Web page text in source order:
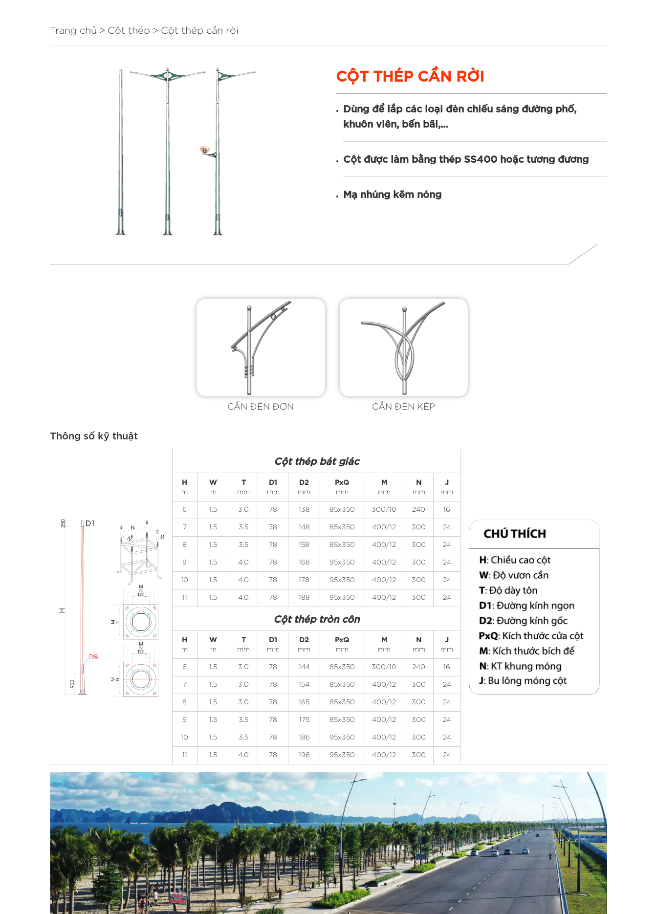
Trang chủ Cột thép Cột thép cần rời
CỘT THÉP CẦN RỜI
Dùng để lắp các loại đèn chiếu sáng đường phố,
khuôn viên, bến bãi,...
Cột được làm bằng thép SS400 hoặc tương đương
Mạ nhúng kẽm nóng
CẦN ĐÈN ĐƠN CẦN ĐÈN KÉP
Thông số kỹ thuật
Cột thép bát giác
H
m
W
m
T
mm
D1
mm
D2
mm
PxQ
mm
M
mm
N
mm
J
mm
6 1.5 3.0 78 138 85x350 300/10 240 16
7 1.5 3.5 78 148 85x350 400/12 300 24
8 1.5 3.5 78 158 85x350 400/12 300 24
9 1.5 4.0 78 168 95x350 400/12 300 24
10 1.5 4.0 78 178 95x350 400/12 300 24
11 1.5 4.0 78 188 95x350 400/12 300 24
Cột thép tròn côn
H
m
W
m
T
mm
D1
mm
D2
mm
PxQ
mm
M
mm
N
mm
J
mm
6 1.5 3.0 78 144 85x350 300/10 240 16
7 1.5 3.0 78 154 85x350 400/12 300 24
8 1.5 3.0 78 165 85x350 400/12 300 24
9 1.5 3.5 78 175 85x350 400/12 300 24
10 1.5 3.5 78 186 95x350 400/12 300 24
11 1.5 4.0 78 196 95x350 400/12 300 24